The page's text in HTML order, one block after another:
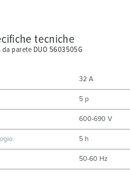
tecniche
da parete DUO 5603505G
32 A
5 p
600-690 V
5 h
50-60 Hz